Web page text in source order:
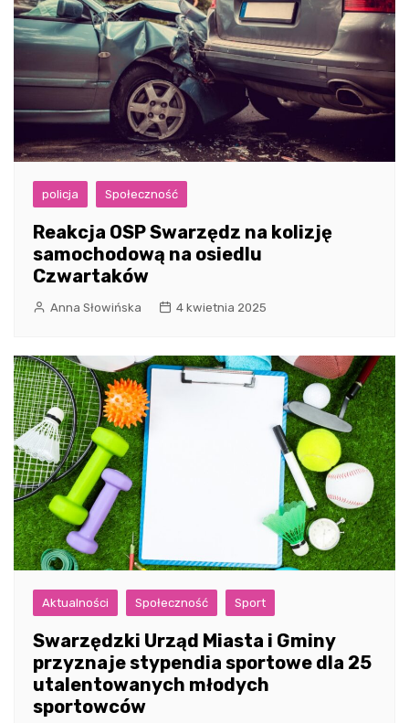
policja Społeczność
Reakcja OSP Swarzędz na kolizję
samochodową na osiedlu
Czwartaków
Anna Słowińska 4 kwietnia 2025
Aktualności Społeczność Sport
Swarzędzki Urząd Miasta i Gminy
przyznaje stypendia sportowe dla 25
utalentowanych młodych
sportowców